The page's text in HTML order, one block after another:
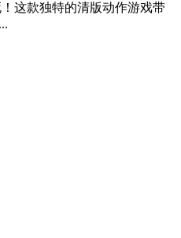
这款独特的清版动作游戏带